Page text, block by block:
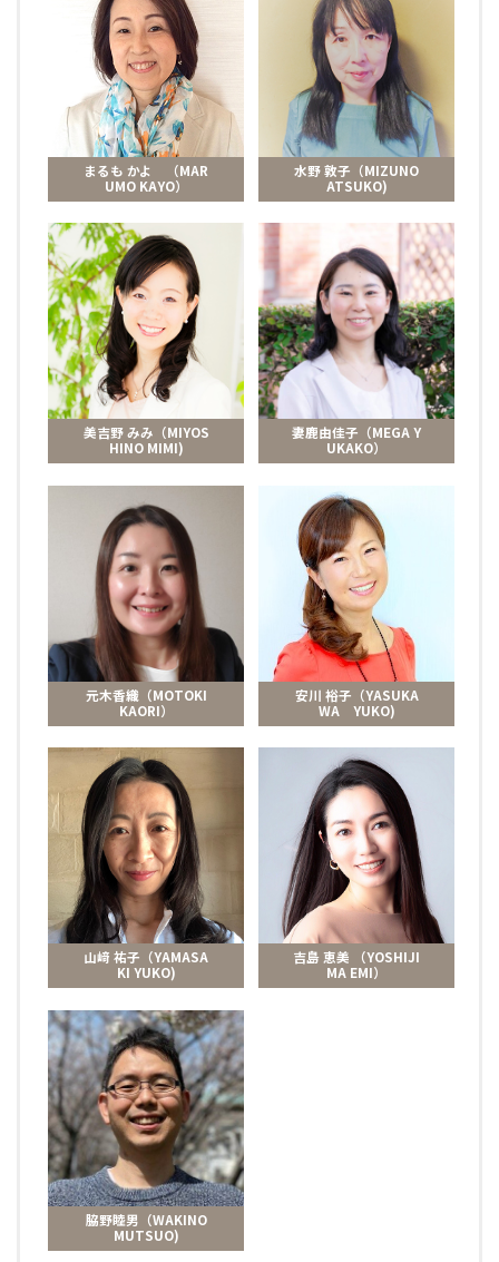
まるも かよ （MAR
UMO KAYO）
水野 敦子（MIZUNO
ATSUKO)
美吉野 みみ（MIYOS
HINO MIMI)
妻鹿由佳子（MEGA Y
UKAKO）
元木香織（MOTOKI
KAORI）
安川 裕子（YASUKA
WA YUKO)
山﨑 祐子（YAMASA
KI YUKO)
吉島 恵美 （YOSHIJI
MA EMI）
脇野睦男（WAKINO
MUTSUO)